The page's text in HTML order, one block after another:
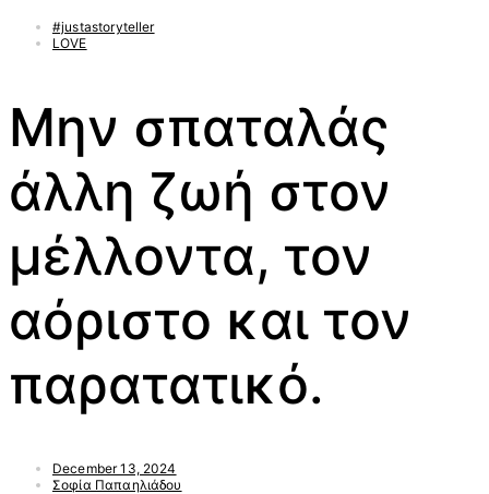
#justastoryteller
LOVE
Μην σπαταλάς
άλλη ζωή στον
μέλλοντα, τον
αόριστο και τον
παρατατικό.
December 13, 2024
Σοφία Παπαηλιάδου